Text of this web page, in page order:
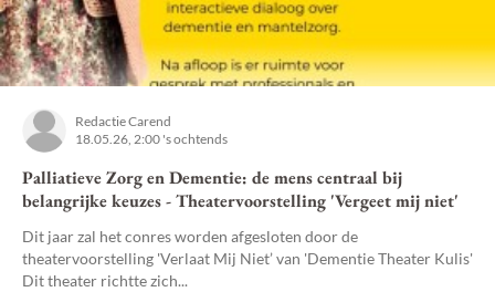
Redactie Carend
18.05.26, 2:00 's ochtends
Palliatieve Zorg en Dementie: de mens centraal bij
belangrijke keuzes - Theatervoorstelling 'Vergeet mij niet'
Dit jaar zal het conres worden afgesloten door de
theatervoorstelling 'Verlaat Mij Niet’ van 'Dementie Theater Kulis'
Dit theater richtte zich...